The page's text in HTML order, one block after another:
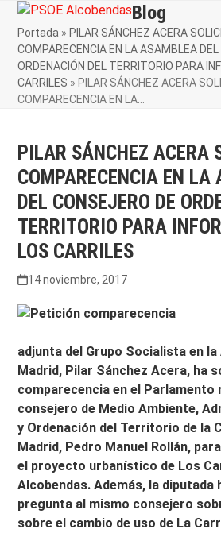
Skip
content
Open
mobile
menu
Close
mobile
menu
Blog
Portada » PILAR SÁNCHEZ ACERA
COMPARECENCIA EN LA ASAMBLEA
ORDENACIÓN DEL TERRITORIO PARA
CARRILES » PILAR SÁNCHEZ ACERA
COMPARECENCIA EN LA…
PILAR SÁNCHEZ ACERA
COMPARECENCIA EN LA
DEL CONSEJERO DE
TERRITORIO PARA
LOS CARRILES
14 noviembre, 2017
adjunta del Grupo Socialista en la
Madrid, Pilar Sánchez Acera, ha
comparecencia en el Parlamento
consejero de Medio Ambiente,
y Ordenación del Territorio de la
Madrid, Pedro Manuel Rollán,
el proyecto urbanístico de Los
Alcobendas. Además, la
pregunta al mismo consejero
sobre el cambio de uso de La